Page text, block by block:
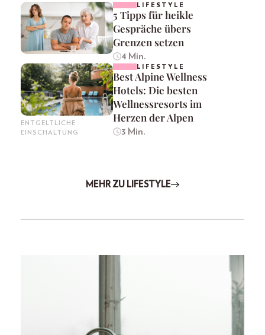
LIFESTYLE
5 Tipps für heikle
Gespräche übers
Grenzen setzen
4 Min.
ENTGELTLICHE
EINSCHALTUNG
LIFESTYLE
Best Alpine Wellness
Hotels: Die besten
Wellnessresorts im
Herzen der Alpen
3 Min.
MEHR ZU LIFESTYLE